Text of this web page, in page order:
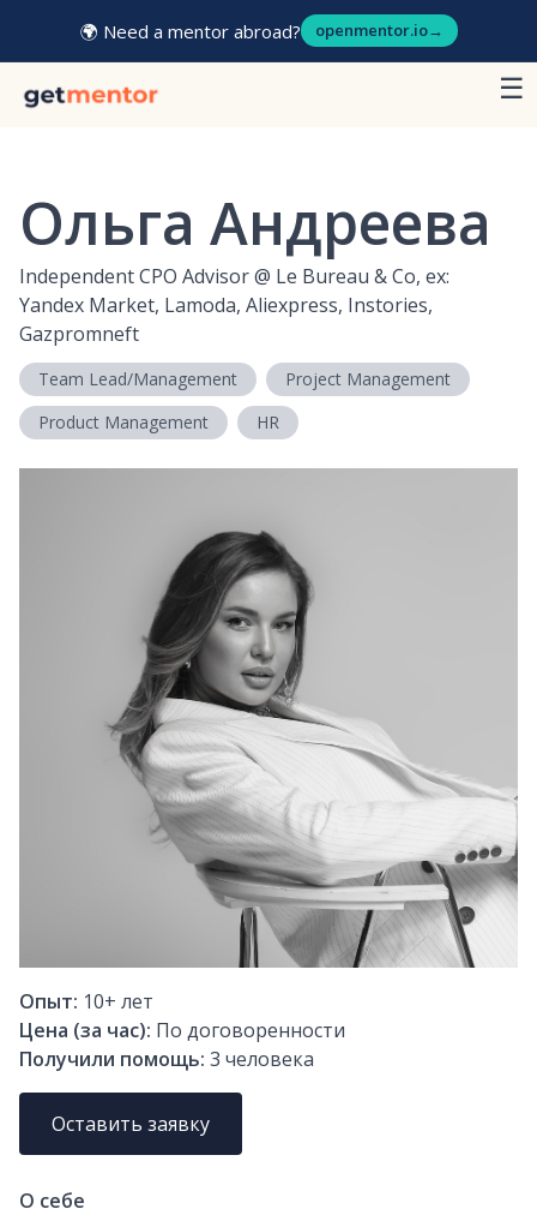
🌍 Need a mentor abroad? openmentor.io→
☰
Ольга Андреева
Independent CPO Advisor@ Le Bureau & Co, ex:
Yandex Market, Lamoda, Aliexpress, Instories,
Gazpromneft
Team Lead/Management
Project Management
Product Management
HR
Опыт: 10+ лет
Цена (за час): По договоренности
Получили помощь: 3 человека
Оставить заявку
О себе